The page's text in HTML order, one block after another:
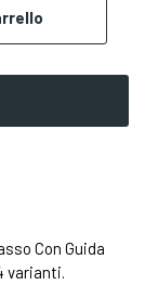
Con Guida
varianti.